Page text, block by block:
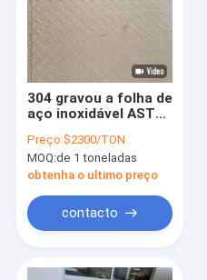
304 gravou a folha de
aço inoxidável ASTM
laminados a alta
temperatura
Preço:$2300/TON
MOQ:de 1 toneladas
obtenha o ultimo preço
contacto